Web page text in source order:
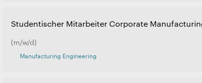
Studentischer Mitarbeiter Corporate
(m/w/d)
Manufacturing Engineering